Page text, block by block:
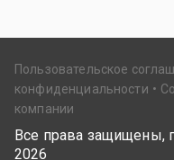
Пользовательское
конфиденциальности
компании
Все права защищены,
2026